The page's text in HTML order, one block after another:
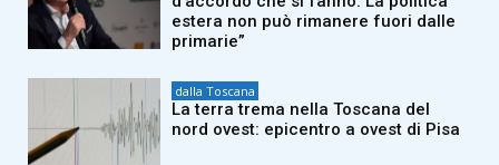
estera non può rimanere fuori dalle
primarie”
dalla Toscana
La terra trema nella Toscana del
nord ovest: epicentro a ovest di Pisa